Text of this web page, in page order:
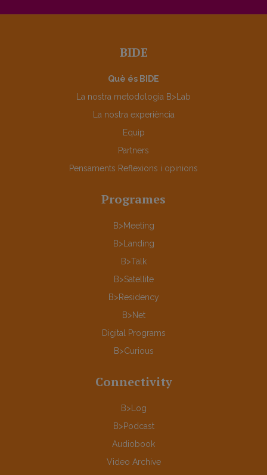
BIDE
Què és BIDE
La nostra metodologia B>Lab
La nostra experiència
Equip
Partners
Pensaments Reflexions i opinions
Programes
B>Meeting
B>Landing
B>Talk
B>Satellite
B>Residency
B>Net
Digital Programs
B>Curious
Connectivity
B>Log
B>Podcast
Audiobook
Video Archive